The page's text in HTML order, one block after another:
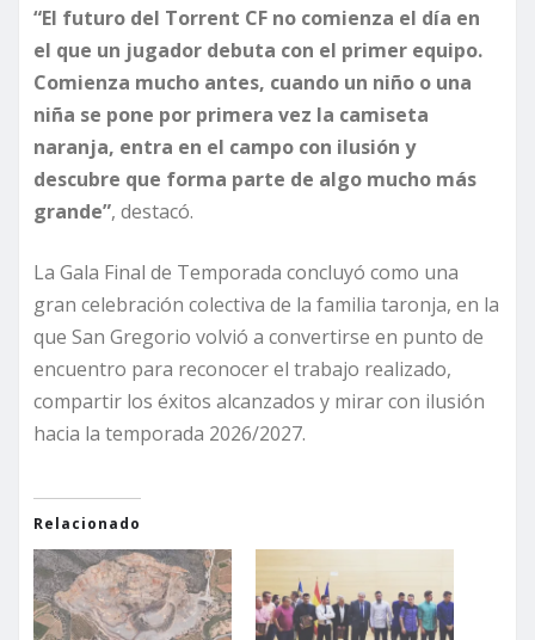
“El futuro del Torrent CF no comienza el día en
el que un jugador debuta con el primer equipo.
Comienza mucho antes, cuando un niño o una
niña se pone por primera vez la camiseta
naranja, entra en el campo con ilusión y
descubre que forma parte de algo mucho más
grande”, destacó.
La Gala Final de Temporada concluyó como una
gran celebración colectiva de la familia taronja, en la
que San Gregorio volvió a convertirse en punto de
encuentro para reconocer el trabajo realizado,
compartir los éxitos alcanzados y mirar con ilusión
hacia la temporada 2026/2027.
Relacionado